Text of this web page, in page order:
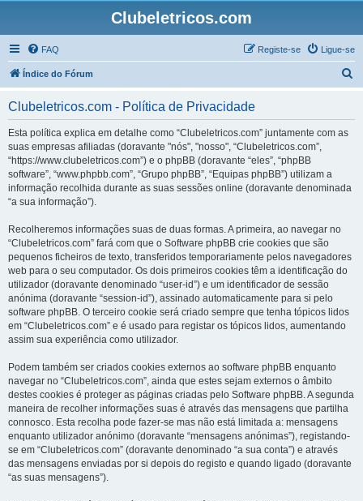
Clubeletricos.com
FAQ Ligue-se
Registe-se
Índice do Fórum
Clubeletricos.com - Política de Privacidade
Esta política explica em detalhe como “Clubeletricos.com” juntamente com as
suas empresas afiliadas (doravante "nós", "nosso", “Clubeletricos.com”,
“https://www.clubeletricos.com”) e o phpBB (doravante “eles”, “phpBB
software”, “www.phpbb.com”, “Grupo phpBB”, “Equipas phpBB”) utilizam a
informação recolhida durante as suas sessões online (doravante denominada
“a sua informação”).
Recolheremos informações suas de duas formas. A primeira, ao navegar no
“Clubeletricos.com” fará com que o Software phpBB crie cookies que são
pequenos ficheiros de texto, transferidos temporariamente pelos navegadores
web para o seu computador. Os dois primeiros cookies têm a identificação do
utilizador (doravante denominado “user-id”) e um identificador de sessão
anónima (doravante “session-id”), assinado automaticamente para si pelo
software phpBB. O terceiro cookie será criado sempre que tenha tópicos lidos
em “Clubeletricos.com” e é usado para registar os tópicos lidos, aumentando
assim sua experiência como utilizador.
Podem também ser criados cookies externos ao software phpBB enquanto
navegar no “Clubeletricos.com”, ainda que estes sejam externos o âmbito
destes cookies é proteger as páginas criadas pelo Software phpBB. A segunda
maneira de recolher informações suas é através das mensagens que partilha
connosco. Esta recolha pode fazer-se mas não está limitada a: mensagens
enquanto utilizador anónimo (doravante “mensagens anónimas”), registando-
se em “Clubeletricos.com” (doravante denominado “a sua conta”) e através
das mensagens enviadas por si depois do registo e quando ligado (doravante
“as suas mensagens”).